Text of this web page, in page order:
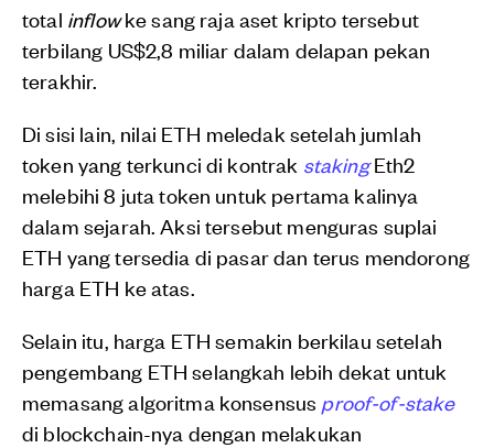
total inflowke sang raja aset kripto tersebut
terbilang US$2,8 miliar dalam delapan pekan
terakhir.
Di sisi lain, nilai ETH meledak setelah jumlah
token yang terkunci di kontrak stakingEth2
melebihi 8 juta token untuk pertama kalinya
dalam sejarah. Aksi tersebut menguras suplai
ETH yang tersedia di pasar dan terus mendorong
harga ETH ke atas.
Selain itu, harga ETH semakin berkilau setelah
pengembang ETH selangkah lebih dekat untuk
memasang algoritma konsensus proof-of-stake
di blockchain-nya dengan melakukan